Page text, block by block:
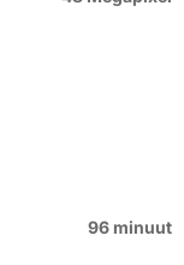
96 minuut